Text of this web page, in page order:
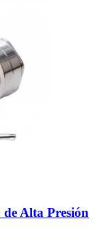
Alta Presión